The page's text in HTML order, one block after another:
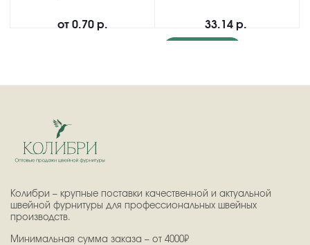
от 0.70 р. 33.14 р.
Колибри – крупные поставки качественной и актуальной
швейной фурнитуры для профессиональных швейных
производств.
Минимальная сумма заказа – от 4000₽